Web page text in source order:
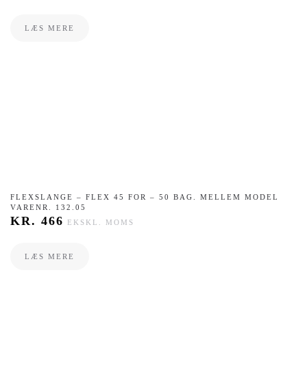
LÆS MERE
FLEXSLANGE – ​FLEX 45 FOR – 50 BAG. MELLEM MODEL
VARENR. 132.05
KR. 466 EKSKL. MOMS
LÆS MERE